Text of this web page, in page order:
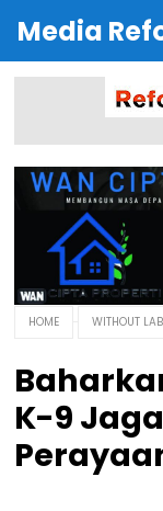
Media
HOME WITHOUT
K-9